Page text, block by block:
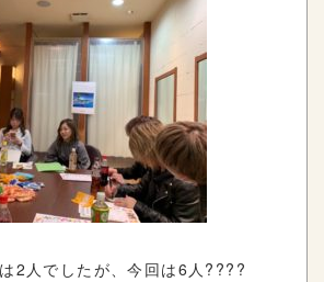
2人でしたが、今回は6人????